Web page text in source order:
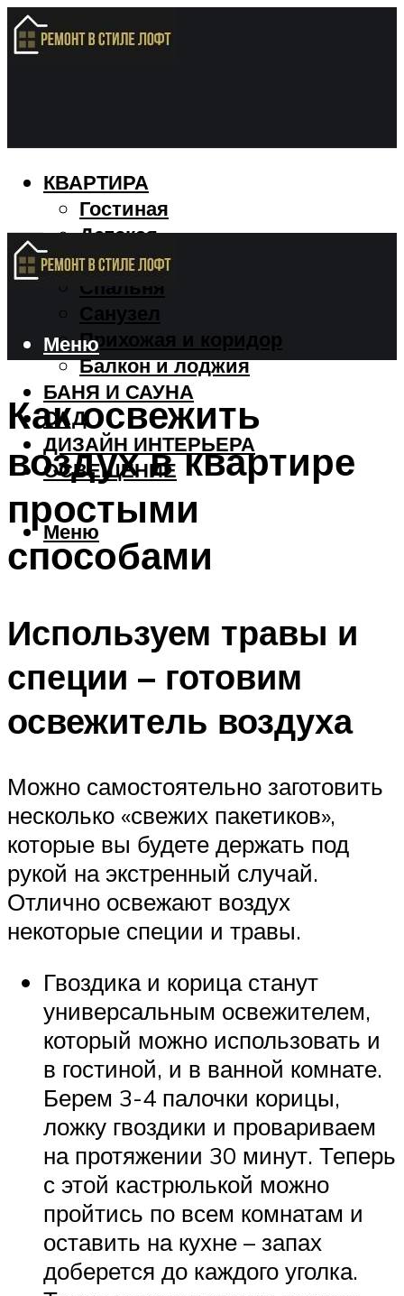
КВАРТИРА
Гостиная
Детская
Кухня
Спальня
Санузел
Прихожая и коридор
Балкон и лоджия
БАНЯ И САУНА
САД
ДИЗАЙН ИНТЕРЬЕРА
ОСВЕЩЕНИЕ
Меню
Меню
Как освежить
воздух в квартире
простыми
способами
Используем травы и
специи – готовим
освежитель воздуха
Можно самостоятельно заготовить
несколько «свежих пакетиков»,
которые вы будете держать под
рукой на экстренный случай.
Отлично освежают воздух
некоторые специи и травы.
Гвоздика и корица станут
универсальным освежителем,
который можно использовать и
в гостиной, и в ванной комнате.
Берем 3-4 палочки корицы,
ложку гвоздики и провариваем
на протяжении 30 минут. Теперь
с этой кастрюлькой можно
пройтись по всем комнатам и
оставить на кухне – запах
доберется до каждого уголка.